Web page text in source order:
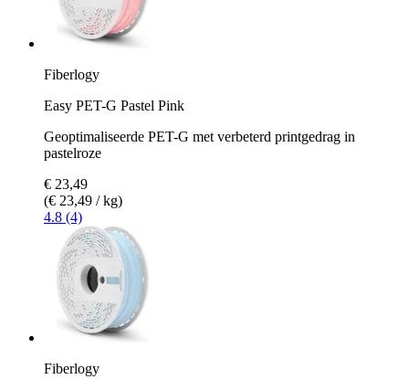
Fiberlogy
Easy PET-G Pastel Pink
Geoptimaliseerde PET-G met verbeterd printgedrag in
pastelroze
€ 23,49
(€ 23,49 / kg)
4.8 (4)
Fiberlogy